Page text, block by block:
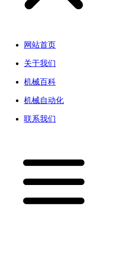
网站首页
关于我们
机械百科
机械自动化
联系我们